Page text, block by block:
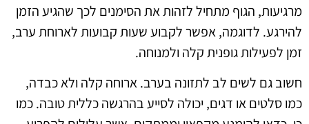
מרגיעות, הגוף מתחיל לזהות את הסימנים לכך שהגיע הזמן
להירגע. לדוגמה, אפשר לקבוע שעות קבועות לארוחת ערב,
זמן לפעילות גופנית קלה ולמנוחה.
חשוב גם לשים לב לתזונה בערב. ארוחה קלה ולא כבדה,
כמו סלטים או דגים, יכולה לסייע בהרגשה כללית טובה. כמו